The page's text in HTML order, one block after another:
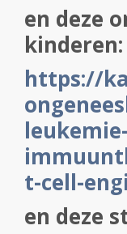
en deze
kinderen:
https://
t-cell-
en deze